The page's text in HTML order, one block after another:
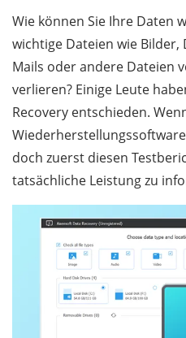
Wie können Sie Ihre Daten
wichtige Dateien wie Bilder,
Mails oder andere Dateien
verlieren? Einige Leute
Recovery entschieden.
doch zuerst diesen
tatsächliche Leistung zu